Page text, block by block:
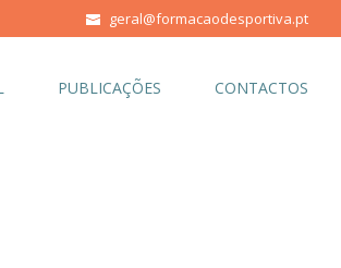
geral@formacaodesportiva.pt
PUBLICAÇÕES CONTACTOS